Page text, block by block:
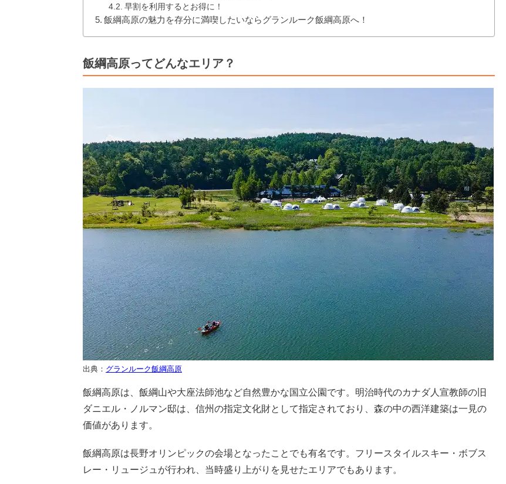
早割を利用するとお得に！
飯綱高原の魅力を存分に満喫したいならグランルーク飯綱高原へ！
飯綱高原ってどんなエリア？
出典： グランルーク飯綱高原
飯綱高原は、飯綱山や大座法師池など自然豊かな国立公園です。明治時代のカナダ人宣教師の旧
ダニエル・ノルマン邸は、信州の指定文化財として指定されており、森の中の西洋建築は一見の
価値があります。
飯綱高原は長野オリンピックの会場となったことでも有名です。フリースタイルスキー・ボブス
レー・リュージュが行われ、当時盛り上がりを見せたエリアでもあります。